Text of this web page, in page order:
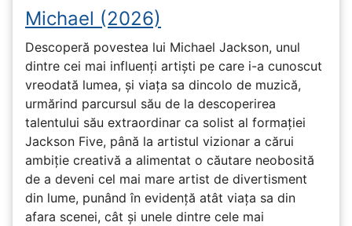
Michael (2026)
Descoperă povestea lui Michael Jackson, unul
dintre cei mai influenți artiști pe care i-a cunoscut
vreodată lumea, și viața sa dincolo de muzică,
urmărind parcursul său de la descoperirea
talentului său extraordinar ca solist al formației
Jackson Five, până la artistul vizionar a cărui
ambiție creativă a alimentat o căutare neobosită
de a deveni cel mai mare artist de divertisment
din lume, punând în evidență atât viața sa din
afara scenei, cât și unele dintre cele mai